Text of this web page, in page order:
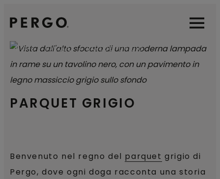
OpenOpen
PARQUET GRIGIO
HOME PARQUET PARQUET GRIGIO
Benvenuto nel regno del parquet grigio di
Pergo, dove ogni doga racconta una storia